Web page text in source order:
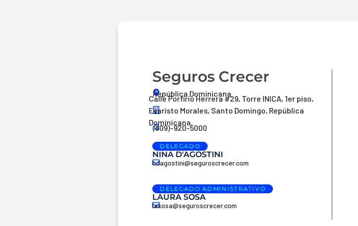
Seguros Crecer
República Dominicana
Calle Porfirio Herrera #29, Torre INICA, 1er piso,
Evaristo Morales, Santo Domingo, República
Dominicana.
(809)-920-5000
DELEGADO
NINA D'AGOSTINI
ndagostini@seguroscrecer.com
DELEGADO ADMINISTRATIVO
LAURA SOSA
lasosa@seguroscrecer.com